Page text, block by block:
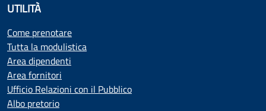
UTILITÀ
Come prenotare
Tutta la modulistica
Area dipendenti
Area fornitori
Ufficio Relazioni con il Pubblico
Albo pretorio